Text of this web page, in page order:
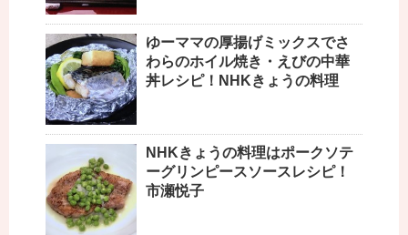
ゆーママの厚揚げミックスでさ
わらのホイル焼き・えびの中華
丼レシピ！NHKきょうの料理
NHKきょうの料理はポークソテ
ーグリンピースソースレシピ！
市瀬悦子